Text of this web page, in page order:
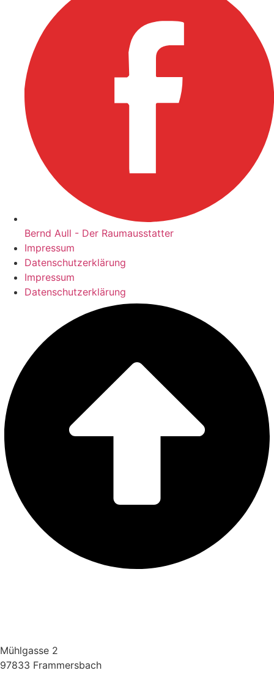
Bernd Aull - Der Raumausstatter
Impressum
Datenschutzerklärung
Impressum
Datenschutzerklärung
Mühlgasse 2
97833 Frammersbach